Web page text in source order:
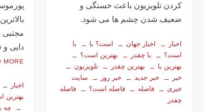
کردن تلویزیون باعث خستگی و
ضعیف شدن چشم ها می شود.
اخبار اخبار جهان است؟ با
با
است؟
با چقدر
بهترین است؟
بهترین با
بهترین چقدر
تلویزیون
خبر
خبر جدید خبر روز
سایت
خبری
فاصله فاصله است؟
فاصله
چقدر
مجتبی
دایی و
MORE
اخبار
بهترین
چه